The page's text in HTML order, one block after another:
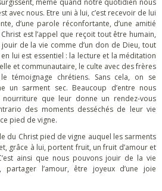
même quand notre quotidien nous
avec nous. Etre uni à lui, c’est recevoir de lui
d’une parole réconfortante, d’une amitié
est l’appel que reçoit tout être humain,
de la vie comme d’un don de Dieu, tout
lui est essentiel : la lecture et la méditation
et communautaire, le culte avec des frères
témoignage chrétiens. Sans cela, on se
un sarment sec. Beaucoup d’entre nous
que leur donne un rendez-vous
des moments desséchés de leur vie
pied de vigne.
du Christ pied de vigne auquel les sarments
grâce à lui, portent fruit, un fruit d’amour et
ainsi que nous pouvons jouir de la vie
l’amour, être joyeux d’une joie